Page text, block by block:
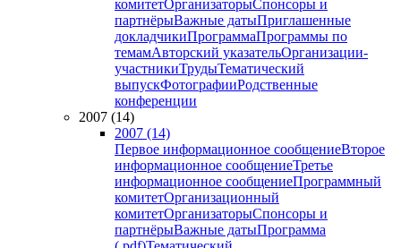
комитетОрганизаторыСпонсоры и
партнёрыВажные датыПриглашенные
докладчикиПрограммаПрограммы по
темамАвторский указательОрганизации-
участникиТрудыТематический
выпускФотографииРодственные
конференции
2007 (14)
2007 (14)
Первое информационное сообщениеВторое
информационное сообщениеТретье
информационное сообщениеПрограммный
комитетОрганизационный
комитетОрганизаторыСпонсоры и
партнёрыВажные датыПрограмма